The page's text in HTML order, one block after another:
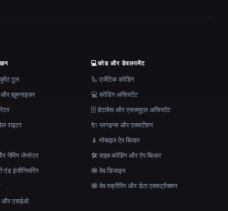
टूल
ह्यूमनाइज़र
राइटर
नेमिंग जेनरेटर
एंड इंजीनियरिंग
और एसईओ
💻कोड और डेवलपमेंट
🦾 एजेंटिक कोडिंग
💻 कोडिंग असिस्टेंट
🗄️ डेटाबेस और एसक्यूएल असिस्टेंट
🔌 प्लगइन्स और एक्सटेंशन
📱 मोबाइल ऐप बिल्डर
🛠️ वाइब कोडिंग और ऐप बिल्डर
🕸 वेब डिजाइन
🕸️ वेब स्क्रैपिंग और डेटा एक्सट्रैक्शन